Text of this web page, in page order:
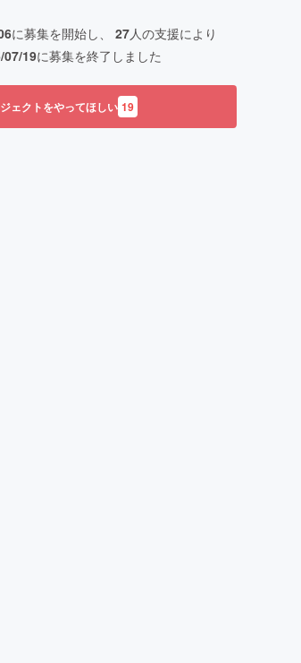
に募集を開始し、 27人の支援により
07/19に募集を終了しました
ェクトをやってほしい 19